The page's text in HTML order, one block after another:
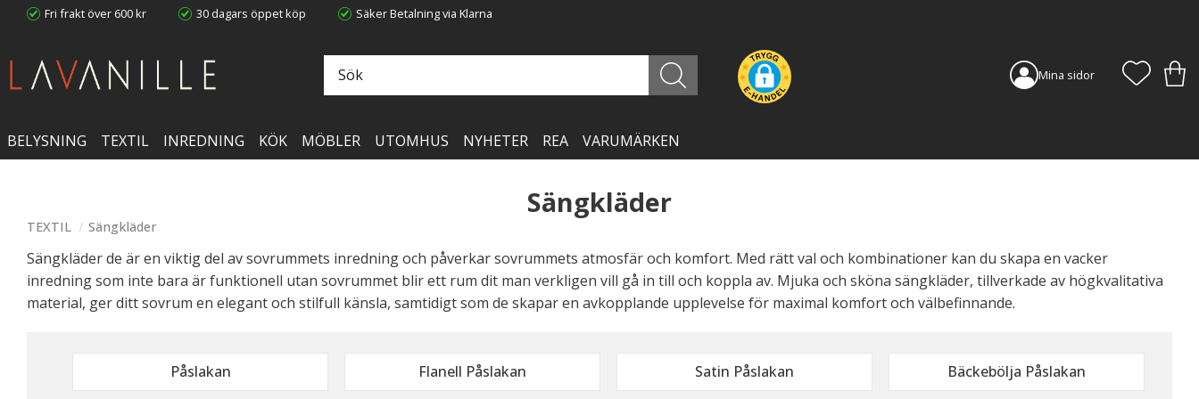
Fri frakt över 600 kr 30 dagars öppet köp Säker Betalning via Klarna
Mina sidor
BELYSNING TEXTIL INREDNING KÖK MÖBLER UTOMHUS NYHETER REA VARUMÄRKEN
Sängkläder
TEXTIL Sängkläder
Sängkläder de är en viktig del av sovrummets inredning och påverkar sovrummets atmosfär och komfort. Med rätt val och kombinationer kan du skapa en vacker
inredning som inte bara är funktionell utan sovrummet blir ett rum dit man verkligen vill gå in till och koppla av. Mjuka och sköna sängkläder, tillverkade av högkvalitativa
material, ger ditt sovrum en elegant och stilfull känsla, samtidigt som de skapar en avkopplande upplevelse för maximal komfort och välbefinnande.
Påslakan Flanell Påslakan Satin Påslakan Bäckebölja Påslakan